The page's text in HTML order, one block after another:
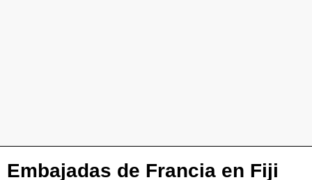
Embajadas de Francia en Fiji